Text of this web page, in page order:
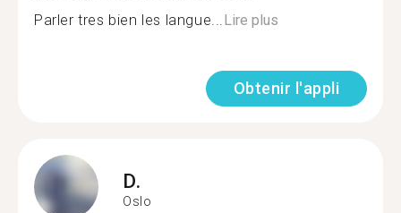
Parler tres bien les langue...Lire plus
Obtenir l'appli
D.
Oslo